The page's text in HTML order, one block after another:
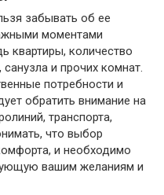
забывать об ее
моментами
квартиры, количество
и прочих комнат.
потребности и
обратить внимание на
транспорта,
что выбор
и необходимо
вашим желаниям и